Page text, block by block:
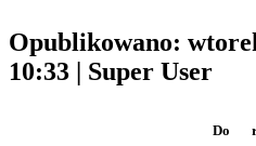
Opublikowano:
10:33
Super User
Do